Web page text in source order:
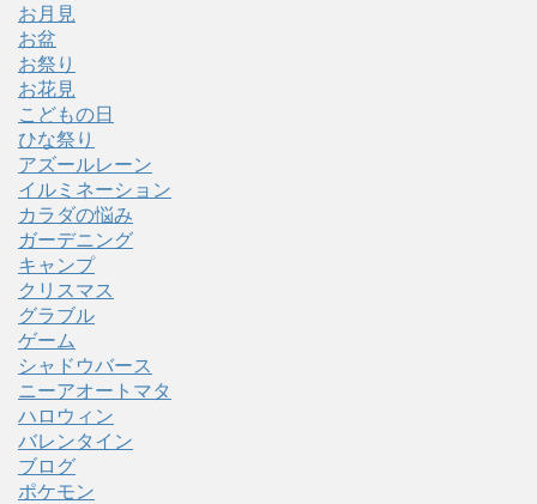
お月見
お盆
お祭り
お花見
こどもの日
ひな祭り
アズールレーン
イルミネーション
カラダの悩み
ガーデニング
キャンプ
クリスマス
グラブル
ゲーム
シャドウバース
ニーアオートマタ
ハロウィン
バレンタイン
ブログ
ポケモン